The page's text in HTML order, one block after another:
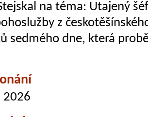
na téma: Utajený
z
sedmého dne, která
2026